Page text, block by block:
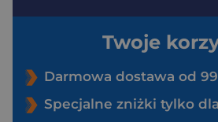
Twoje
Darmowa dostawa od 99
Specjalne zniżki tylko